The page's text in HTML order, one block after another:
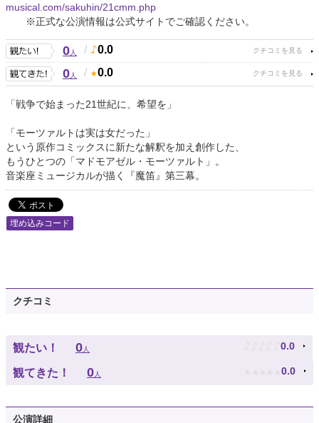
musical.com/sakuhin/21cmm.php
※正式な公演情報は公式サイトでご確認ください。
0人 / 0.0
0人 / 0.0
「戦争で始まった21世紀に、希望を」
「モーツァルトは実は女だった」
という原作コミックスに新たな解釈を加え創作した、
もうひとつの「マドモアゼル・モーツァルト」。
音楽座ミュージカルが描く『魔笛』第三幕。
埋め込みコード
クチコミ
観たい！ 0人 ♪ ♪ ♪ ♪ ♪ 0.0
観てきた！ 0人 ★ ★ ★ ★ ★ 0.0
公演詳細